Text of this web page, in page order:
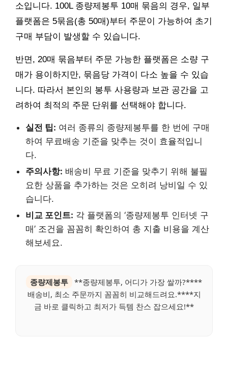
소입니다. 100L 종량제봉투 10매 묶음의 경우, 일부
플랫폼은 5묶음(총 50매)부터 주문이 가능하여 초기
구매 부담이 발생할 수 있습니다.
반면, 20매 묶음부터 주문 가능한 플랫폼은 소량 구
매가 용이하지만, 묶음당 가격이 다소 높을 수 있습
니다. 따라서 본인의 봉투 사용량과 보관 공간을 고
려하여 최적의 주문 단위를 선택해야 합니다.
실전 팁: 여러 종류의 종량제봉투를 한 번에 구매
하여 무료배송 기준을 맞추는 것이 효율적입니
다.
주의사항: 배송비 무료 기준을 맞추기 위해 불필
요한 상품을 추가하는 것은 오히려 낭비일 수 있
습니다.
비교 포인트: 각 플랫폼의 ‘종량제봉투 인터넷 구
매’ 조건을 꼼꼼히 확인하여 총 지출 비용을 계산
해보세요.
종량제봉투 **종량제봉투, 어디가 가장 쌀까?****
배송비, 최소 주문까지 꼼꼼히 비교해드려요.****지
금 바로 클릭하고 최저가 득템 찬스 잡으세요!**